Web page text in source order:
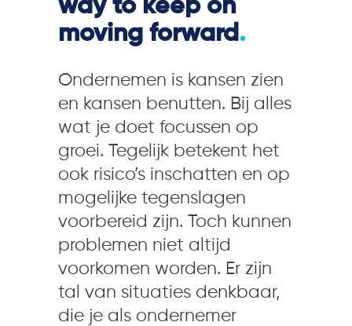
way to keep on
moving forward .
Ondernemen is kansen zien
en kansen benutten. Bij alles
wat je doet focussen op
groei. Tegelijk betekent het
ook risico’s inschatten en op
mogelijke tegenslagen
voorbereid zijn. Toch kunnen
problemen niet altijd
voorkomen worden. Er zijn
tal van situaties denkbaar,
die je als ondernemer